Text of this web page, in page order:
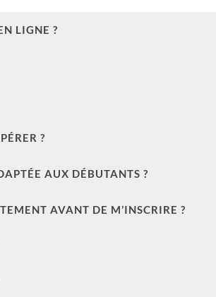
LIGNE ?
?
AUX DÉBUTANTS ?
AVANT DE M’INSCRIRE ?